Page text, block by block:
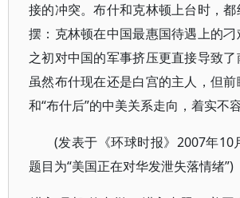
接的冲突。布什和克林顿上台时，
摆：克林顿在中国最惠国待遇上的
之初对中国的军事挤压更直接导致了
虽然布什现在还是白宫的主人，但
和“布什后”的中美关系走向，着实不容
(发表于《环球时报》2007年10
题目为“美国正在对华发泄失落情绪”)